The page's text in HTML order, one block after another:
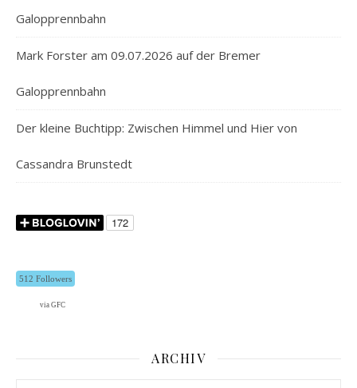
Galopprennbahn
Mark Forster am 09.07.2026 auf der Bremer
Galopprennbahn
Der kleine Buchtipp: Zwischen Himmel und Hier von
Cassandra Brunstedt
512 Followers
via GFC
ARCHIV